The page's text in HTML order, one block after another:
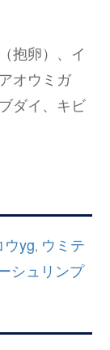
抱卵）、イ
オウミガ
ダイ、キビ
ウyg, ウミテ
シュリンプ